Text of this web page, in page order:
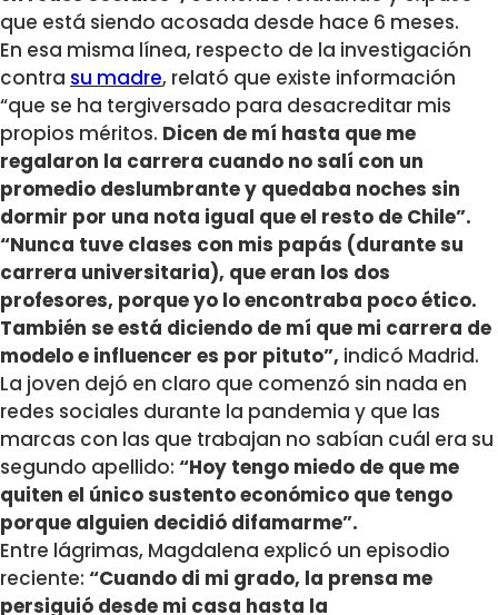
que está siendo acosada desde hace 6 meses.
En esa misma línea, respecto de la investigación
contra su madre, relató que existe información
“que se ha tergiversado para desacreditar mis
propios méritos. Dicen de mí hasta que me
regalaron la carrera cuando no salí con un
promedio deslumbrante y quedaba noches sin
dormir por una nota igual que el resto de Chile”.
“Nunca tuve clases con mis papás (durante su
carrera universitaria), que eran los dos
profesores, porque yo lo encontraba poco ético.
También se está diciendo de mí que mi carrera de
modelo e influencer es por pituto”, indicó Madrid.
La joven dejó en claro que comenzó sin nada en
redes sociales durante la pandemia y que las
marcas con las que trabajan no sabían cuál era su
segundo apellido: “Hoy tengo miedo de que me
quiten el único sustento económico que tengo
porque alguien decidió difamarme”.
Entre lágrimas, Magdalena explicó un episodio
reciente: “Cuando di mi grado, la prensa me
persiguió desde mi casa hasta la